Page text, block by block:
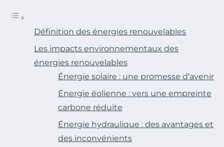
Définition des énergies renouvelables
Les impacts environnementaux des
énergies renouvelables
Énergie solaire : une promesse d’avenir
Énergie éolienne : vers une empreinte
carbone réduite
Énergie hydraulique : des avantages et
des inconvénients